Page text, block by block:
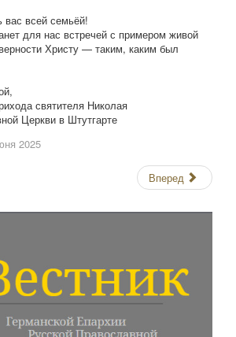
всей семьёй!
для нас встречей с примером живой
Христу — таким, каким был
святителя Николая
Церкви в Штутгарте
2025
Вперед